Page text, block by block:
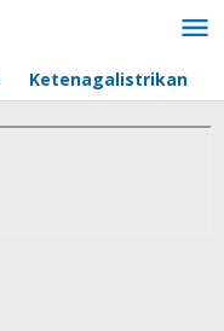
Ketenagalistrikan